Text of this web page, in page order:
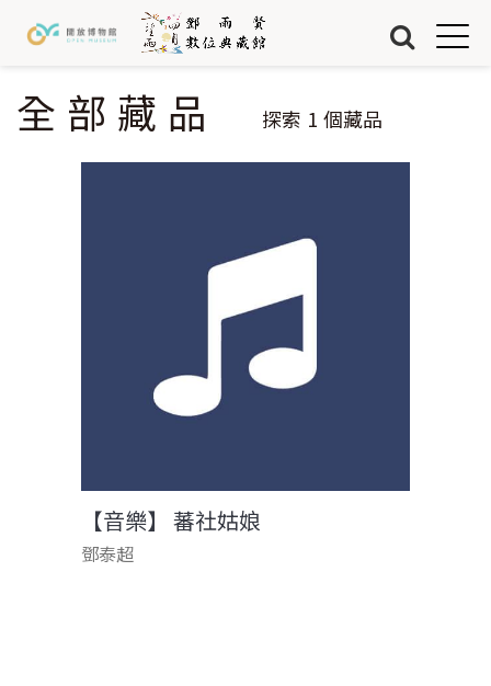
關於我們
Jump to Navigation
Jump to Main content
您在這裡
全部藏品 探索 1 個藏品
【音樂】 蕃社姑娘
鄧泰超